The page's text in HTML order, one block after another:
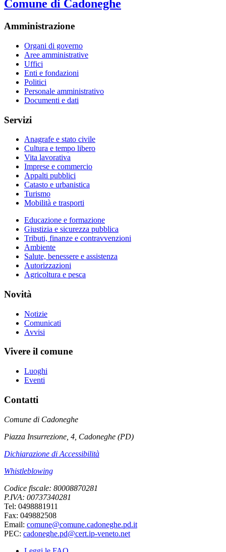
Comune di Cadoneghe
Amministrazione
Organi di governo
Aree amministrative
Uffici
Enti e fondazioni
Politici
Personale amministrativo
Documenti e dati
Servizi
Anagrafe e stato civile
Cultura e tempo libero
Vita lavorativa
Imprese e commercio
Appalti pubblici
Catasto e urbanistica
Turismo
Mobilità e trasporti
Educazione e formazione
Giustizia e sicurezza pubblica
Tributi, finanze e contravvenzioni
Ambiente
Salute, benessere e assistenza
Autorizzazioni
Agricoltura e pesca
Novità
Notizie
Comunicati
Avvisi
Vivere il comune
Luoghi
Eventi
Contatti
Comune di Cadoneghe
Piazza Insurrezione, 4, Cadoneghe (PD)
Dichiarazione di Accessibilità
Whistleblowing
Codice fiscale: 80008870281
P.IVA: 00737340281
Tel: 0498881911
Fax: 049882508
Email: comune@comune.cadoneghe.pd.it
PEC: cadoneghe.pd@cert.ip-veneto.net